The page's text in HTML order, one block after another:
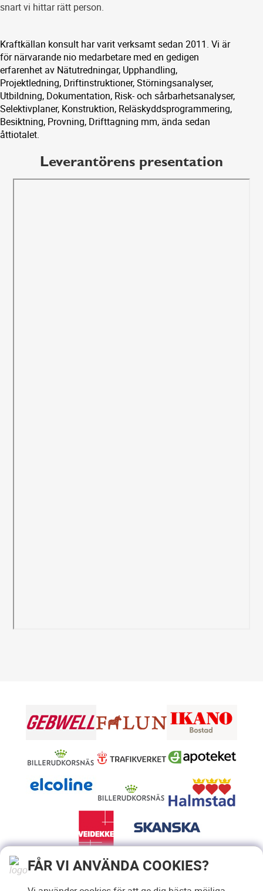
snart vi hittar rätt person.
Kraftkällan konsult har varit verksamt sedan 2011. Vi är
för närvarande nio medarbetare med en gedigen
erfarenhet av Nätutredningar, Upphandling,
Projektledning, Driftinstruktioner, Störningsanalyser,
Utbildning, Dokumentation, Risk- och sårbarhetsanalyser,
Selektivplaner, Konstruktion, Reläskyddsprogrammering,
Besiktning, Provning, Drifttagning mm, ända sedan
åttiotalet.
Leverantörens presentation
FÅR VI ANVÄNDA COOKIES?